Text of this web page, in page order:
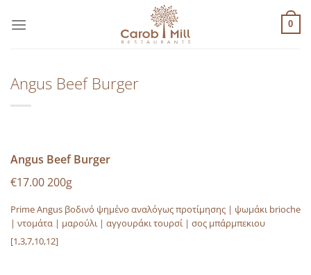
στο
0
Angus Beef Burger
Angus Beef Burger
€17.00 200g
Prime Angus βοδινό ψημένο αναλόγως προτίμησης | ψωμάκι brioche
| ντομάτα | μαρούλι | αγγουράκι τουρσί | σος μπάρμπεκιου
[1,3,7,10,12]